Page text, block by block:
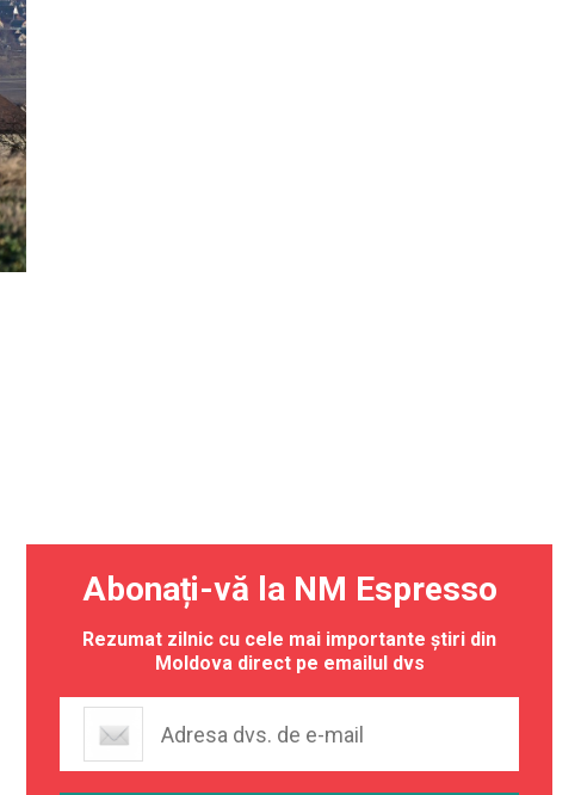
Abonați-vă la NM Espresso
Rezumat zilnic cu cele mai importante știri din
Moldova direct pe emailul dvs